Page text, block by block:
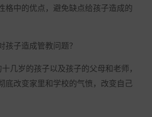
格中的优点，避免缺点给孩子造成的
孩子造成管教问题？
几岁的孩子以及孩子的父母和老师，
底改变家里和学校的气愤，改变自己